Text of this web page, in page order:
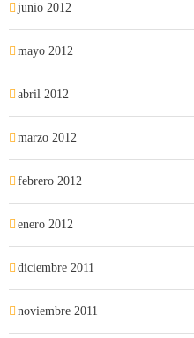
junio 2012
mayo 2012
abril 2012
marzo 2012
febrero 2012
enero 2012
diciembre 2011
noviembre 2011